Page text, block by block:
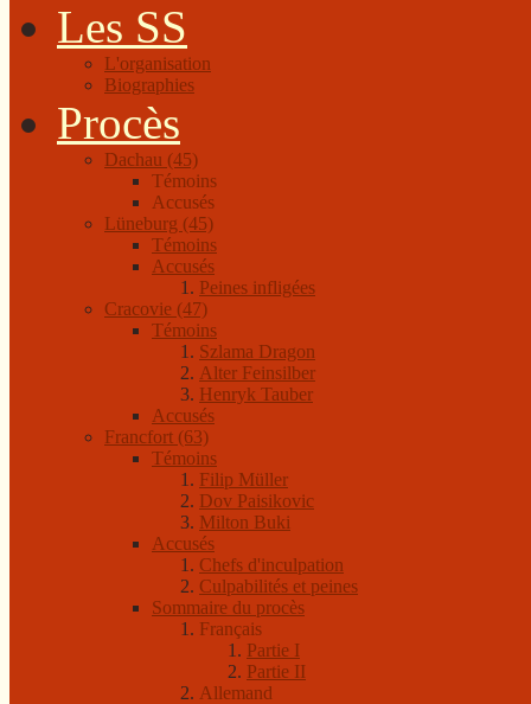
Les SS
L'organisation
Biographies
Procès
Dachau (45)
Témoins
Accusés
Lüneburg (45)
Témoins
Accusés
Peines infligées
Cracovie (47)
Témoins
Szlama Dragon
Alter Feinsilber
Henryk Tauber
Accusés
Francfort (63)
Témoins
Filip Müller
Dov Paisikovic
Milton Buki
Accusés
Chefs d'inculpation
Culpabilités et peines
Sommaire du procès
Français
Partie I
Partie II
Allemand